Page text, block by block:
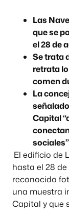
Las
que se
el 28 de
Se trata
retrata
comen
La
Capital
sociales”
El edificio de
hasta el 28 de
reconocido
una muestra
Capital y que